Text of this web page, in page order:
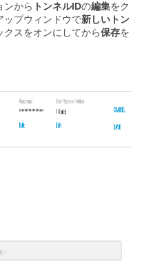
ンから トンネルIDの編集をク
ップウィンドウで新しいトン
クスをオンにしてから保存を